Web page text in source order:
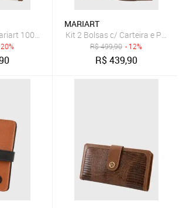
100FMRT Off White e Havana
MARIART
Kit 2 Bolsas c/ Carteira e Porta
R$499,90 - 12%
R$439,90